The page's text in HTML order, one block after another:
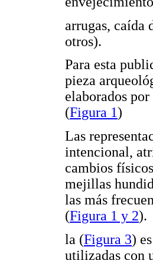
arrugas, caída
otros).
Para esta
pieza
elaborados
(Figura 1)
Las
intencional,
cambios
mejillas
las más
(Figura 1 y 2).
la (Figura 3)
utilizadas con